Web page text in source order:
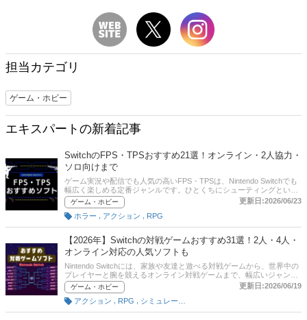
担当カテゴリ
ゲーム・ホビー
エキスパートの新着記事
SwitchのFPS・TPSおすすめ21選！オンライン・2人協力・
ソロ向けまで
ゲーム実況や配信でも人気の高いFPS・TPSは、Nintendo Switchでも
幅広く楽しめる定番ジャンルです。ひとくちにシューティングといっ
ても、スピード感のある対戦型、仲間と連携するオンライン協力プレ
イ、ストーリーを追いながらじっくり遊べる作品まで内容はさまざ
ま。1人で集中して遊びたい方にも、友人や家族と盛り上がりたい方
にも合うソフトがそろっています。この記事では、Switchで遊べる
FPS・TPSソフトの選び方とあわせて、おすすめタイトルをジャンル
別に紹介します。オンライン対応の有無、協力プレイのしやすさ、初
心者でも遊びやすいかどうかにも触れているので、SwitchでFPSゲー
ムを探している方や、TPSのおすすめ作品を比較したい方にも参考に
なる内容です。記事後半では比較しやすい一覧表や、オンラインプレ
イを始める際の確認ポイントもまとめています。気になるタイトルが
ある方は、プレイ人数や視点の違いもチェックしながら、自分に合う
1本を見つけてみてください。
ゲーム・ホビー
更新日:2026/06/23
ホラー
アクション RPG
【2026年】Switchの対戦ゲームおすすめ31選！2人・4人・
オンライン対応の人気ソフトも
Nintendo Switchには、家族や友達と遊べる対戦ゲームから、世界中の
プレイヤーと腕を競えるオンライン対戦ゲームまで、幅広いジャンル
の人気作が揃っています。2人でじっくり勝負したい方はもちろん、4
人以上で盛り上がりたい方や、オフラインでワイワイ遊びたい方にも
最適なタイトルが豊富です。この記事では、Nintendo Switchで遊べる
おすすめの対戦ゲームをジャンル別に紹介。オンライン・オフライン
ゲーム・ホビー
更新日:2026/06/19
アクション
RPG